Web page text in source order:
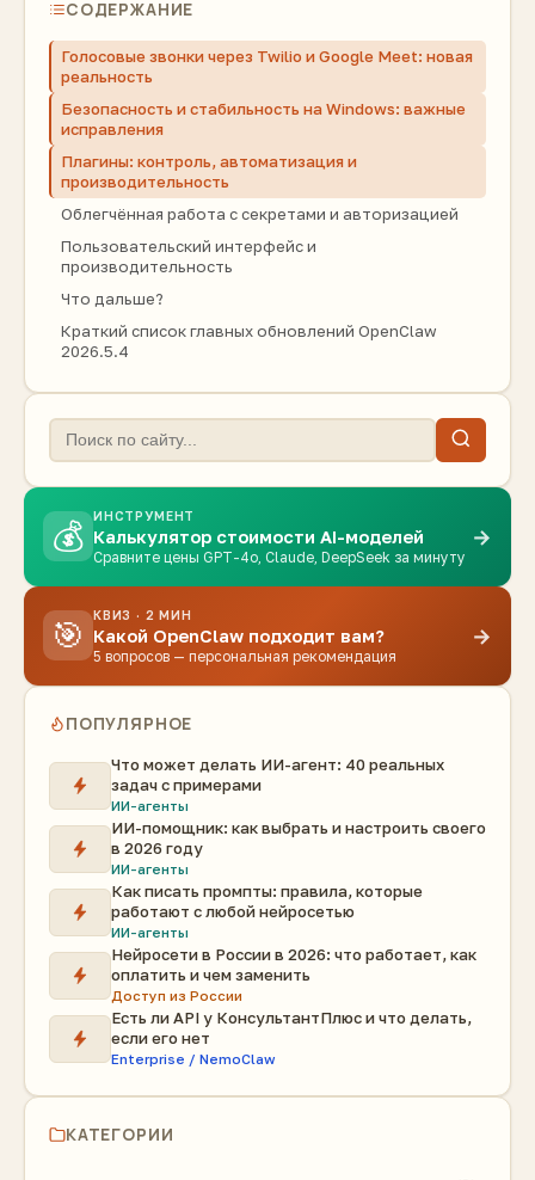
СОДЕРЖАНИЕ
Голосовые звонки через Twilio и Google Meet: новая
реальность
Безопасность и стабильность на Windows: важные
исправления
Плагины: контроль, автоматизация и
производительность
Облегчённая работа с секретами и авторизацией
Пользовательский интерфейс и
производительность
Что дальше?
Краткий список главных обновлений OpenClaw
2026.5.4
💰
ИНСТРУМЕНТ
Калькулятор стоимости AI-моделей
Сравните цены GPT-4o, Claude, DeepSeek за минуту
→
🎯
КВИЗ · 2 МИН
Какой OpenClaw подходит вам?
5 вопросов — персональная рекомендация
→
ПОПУЛЯРНОЕ
Что может делать ИИ-агент: 40 реальных
задач с примерами
ИИ-агенты
ИИ-помощник: как выбрать и настроить своего
в 2026 году
ИИ-агенты
Как писать промпты: правила, которые
работают с любой нейросетью
ИИ-агенты
Нейросети в России в 2026: что работает, как
оплатить и чем заменить
Доступ из России
Есть ли API у КонсультантПлюс и что делать,
если его нет
Enterprise / NemoClaw
КАТЕГОРИИ